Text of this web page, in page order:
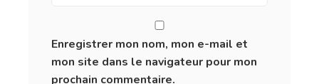
Enregistrer mon nom, mon e-mail et
mon site dans le navigateur pour mon
prochain commentaire.